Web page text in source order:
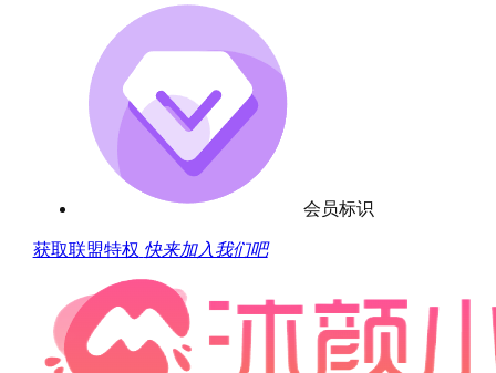
会员标识
获取联盟特权 快来加入我们吧